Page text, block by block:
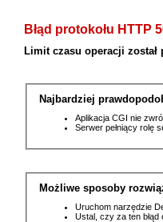
Błąd protokołu HTTP
Limit czasu operacji został
Najbardziej
Aplikacja CGI nie
Serwer pełniący rolę
Możliwe sposoby
Uruchom narzędzie
Ustal, czy za ten błąd